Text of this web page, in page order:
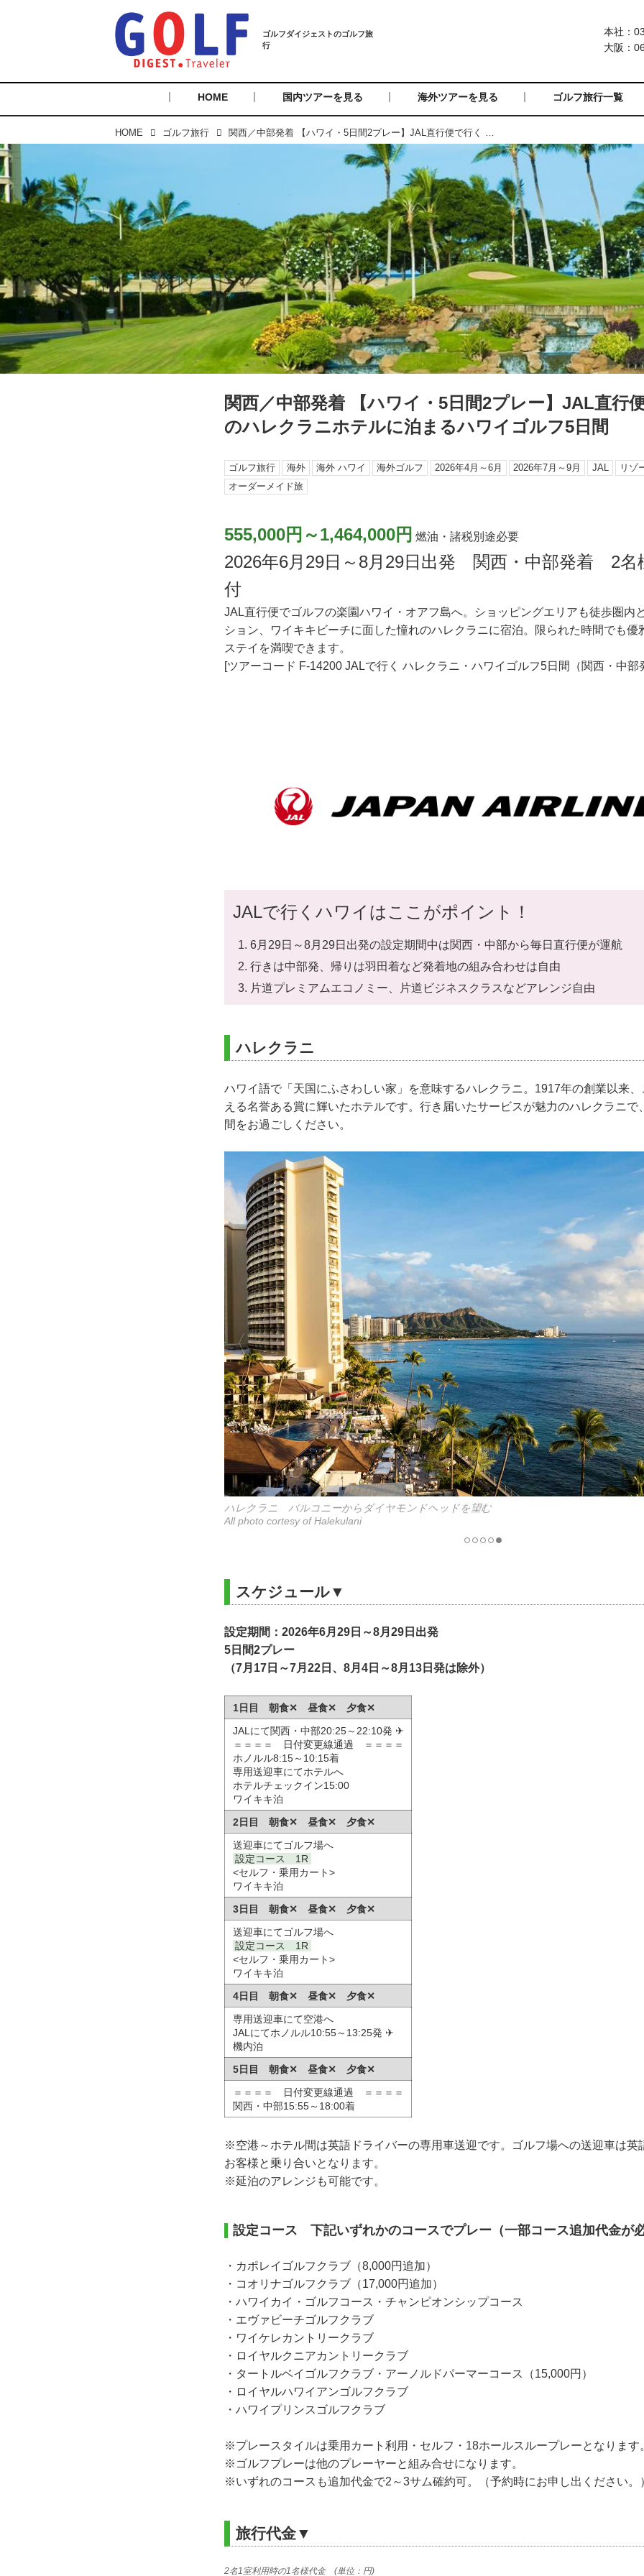
HOME 国内ツアーを見る 海外ツアーを見る ゴルフ旅行一覧
本社：
大阪：
HOME ゴルフ旅行 関西／中部発着 【ハワイ・5日間2プレー】JAL直行便で行く 憧れのハレクラニホテルに泊まるハワイゴルフ5日間
関西／中部発着 【ハワイ・5日間2プレー】JAL直行
のハレクラニホテルに泊まるハワイゴルフ5日間
ゴルフ旅行 海外 海外 ハワイ 海外ゴルフ 2026年4月～6月 2026年7月～9月 JAL
リゾ
オーダーメイド旅
555,000円～1,464,000円 燃油・諸税別途必要
2026年6月29日～8月29日出発 関西・中部発着 2名
付
JAL直行便でゴルフの楽園ハワイ・オアフ島へ。ショッピングエリアも徒歩圏内
ション、ワイキキビーチに面した憧れのハレクラニに宿泊。限られた時間でも優
ステイを満喫できます。
[ツアーコード F-14200 JALで行く ハレクラニ・ハワイゴルフ5日間（関西・中部
JALで行くハワイはここがポイント！
6月29日～8月29日出発の設定期間中は関西・中部から毎日直行便が運航
行きは中部発、帰りは羽田着など発着地の組み合わせは自由
片道プレミアムエコノミー、片道ビジネスクラスなどアレンジ自由
ハレクラニ
ハワイ語で「天国にふさわしい家」を意味するハレクラニ。1917年の創業以来
える名誉ある賞に輝いたホテルです。行き届いたサービスが魅力のハレクラニで
間をお過ごしください。
ハレクラニ バルコニーからダイヤモンドヘッドを望む
All photo cortesy of Halekulani
スケジュール▼
設定期間：2026年6月29日～8月29日出発
5日間2プレー
（7月17日～7月22日、8月4日～8月13日発は除外）
1日目 朝食✕ 昼食✕ 夕食✕
JALにて関西・中部20:25～22:10発 ✈
＝＝＝＝ 日付変更線通過 ＝＝＝＝
ホノルル8:15～10:15着
専用送迎車にてホテルへ
ホテルチェックイン15:00
ワイキキ泊
2日目 朝食✕ 昼食✕ 夕食✕
送迎車にてゴルフ場へ
設定コース 1R
<セルフ・乗用カート>
ワイキキ泊
3日目 朝食✕ 昼食✕ 夕食✕
送迎車にてゴルフ場へ
設定コース 1R
<セルフ・乗用カート>
ワイキキ泊
4日目 朝食✕ 昼食✕ 夕食✕
専用送迎車にて空港へ
JALにてホノルル10:55～13:25発 ✈
機内泊
5日目 朝食✕ 昼食✕ 夕食✕
＝＝＝＝ 日付変更線通過 ＝＝＝＝
関西・中部15:55～18:00着
※空港～ホテル間は英語ドライバーの専用車送迎です。ゴルフ場への送迎車は英
お客様と乗り合いとなります。
※延泊のアレンジも可能です。
設定コース 下記いずれかのコースでプレー（一部コース追加代金が
・カポレイゴルフクラブ（8,000円追加）
・コオリナゴルフクラブ（17,000円追加）
・ハワイカイ・ゴルフコース・チャンピオンシップコース
・エヴァビーチゴルフクラブ
・ワイケレカントリークラブ
・ロイヤルクニアカントリークラブ
・タートルベイゴルフクラブ・アーノルドパーマーコース（15,000円）
・ロイヤルハワイアンゴルフクラブ
・ハワイプリンスゴルフクラブ
※プレースタイルは乗用カート利用・セルフ・18ホールスループレーとなります
※ゴルフプレーは他のプレーヤーと組み合せになります。
※いずれのコースも追加代金で2～3サム確約可。（予約時にお申し出ください。
旅行代金▼
2名1室利用時の1名様代金 (単位：円)